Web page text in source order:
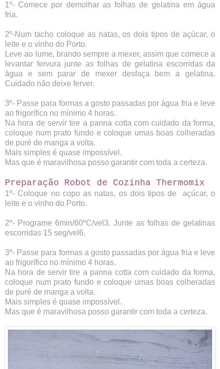
1º- Comece por demolhar as folhas de gelatina em água
fria.
2º-Num tacho coloque as natas, os dois tipos de açúcar, o
leite e o vinho do Porto.
Leve ao lume, brando sempre a mexer, assim que comece a
levantar fervura junte as folhas de gelatina escorridas da
água e sem parar de mexer desfaça bem a gelatina.
Cuidado não deixe ferver.
3º- Passe para formas a gosto passadas por água fria e leve
ao frigorífico no mínimo 4 horas.
Na hora de servir tire a panna cotta com cuidado da forma,
coloque num prato fundo e coloque umas boas colheradas
de puré de manga a volta.
Mais simples é quase impossível.
Mas que é maravilhosa posso garantir com toda a certeza.
Preparação Robot de Cozinha Thermomix
1º- Coloque no copo as natas, os dois tipos de açúcar, o
leite e o vinho do Porto.
2º- Programe 6min/60ºC/vel3. Junte as folhas de gelatinas
escorridas 15 seg/vel6.
3º- Passe para formas a gosto passadas por água fria e leve
ao frigorífico no mínimo 4 horas.
Na hora de servir tire a panna cotta com cuidado da forma,
coloque num prato fundo e coloque umas boas colheradas
de puré de manga a volta.
Mais simples é quase impossível.
Mas que é maravilhosa posso garantir com toda a certeza.